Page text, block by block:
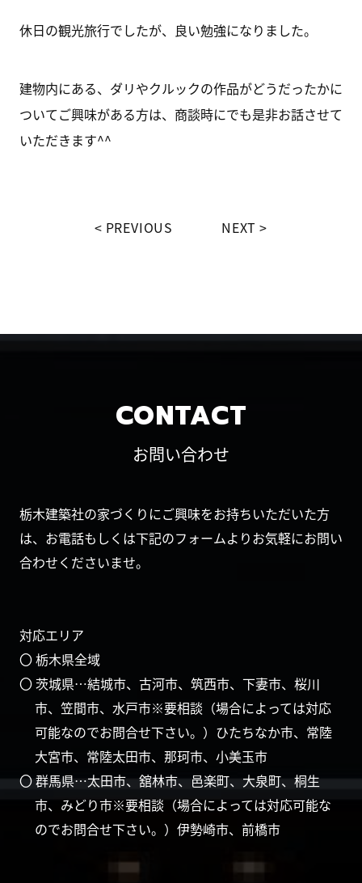
休日の観光旅行でしたが、良い勉強になりました。
建物内にある、ダリやクルックの作品がどうだったかに
ついてご興味がある方は、商談時にでも是非お話させて
いただきます^^
PREVIOUS NEXT
CONTACT
お問い合わせ
栃木建築社の家づくりにご興味をお持ちいただいた方
は、お電話もしくは下記のフォームよりお気軽にお問い
合わせくださいませ。
対応エリア
〇 栃木県全域
〇 茨城県…結城市、古河市、筑西市、下妻市、桜川
市、笠間市、水戸市※要相談（場合によっては対応
可能なのでお問合せ下さい。）ひたちなか市、常陸
大宮市、常陸太田市、那珂市、小美玉市
〇 群馬県…太田市、舘林市、邑楽町、大泉町、桐生
市、みどり市※要相談（場合によっては対応可能な
のでお問合せ下さい。）伊勢崎市、前橋市